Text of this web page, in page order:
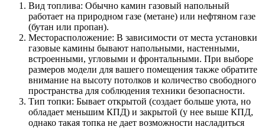
Вид топлива: Обычно камин газовый напольный
работает на природном газе (метане) или нефтяном газе
(бутан или пропан).
Месторасположение: В зависимости от места установки
газовые камины бывают напольными, настенными,
встроенными, угловыми и фронтальными. При выборе
размеров модели для вашего помещения также обратите
внимание на высоту потолков и количество свободного
пространства для соблюдения техники безопасности.
Тип топки: Бывает открытой (создает больше уюта, но
обладает меньшим КПД) и закрытой (у нее выше КПД,
однако такая топка не дает возможности насладиться